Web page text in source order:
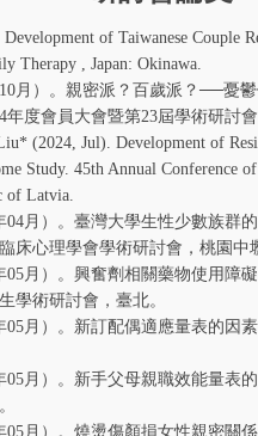
of Taiwanese Couple
Therapy , Japan: Okinawa.
10月）。親密派？百歲派？ ──憂
年度會員大會暨第23屆學術研討
(2024, Jul). Development of
Study. 45th Annual Conference
of Latvia.
04月）。臺灣大學生性少數族群
床心理學會學術研討會，桃園中
05月）。興奮劑相關藥物使用障
學術研討會，臺北。
05月）。新訂配偶適應量表的因
05月）。新手父母親職效能量表
05月）。燒燙傷顏損女性親密關